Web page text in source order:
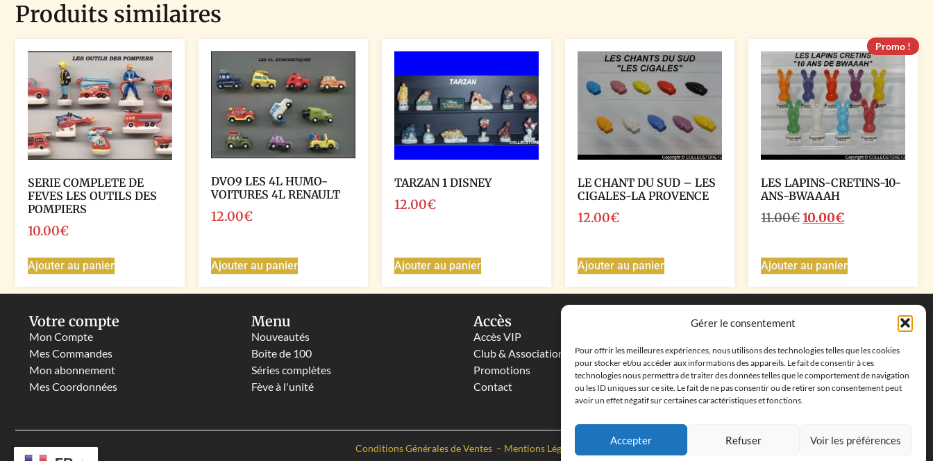
Gérer le consentement
Pour offrir les meilleures expériences, nous utilisons des technologies telles que les cookies
pour stocker et/ou accéder aux informations des appareils. Le fait de consentir à ces
technologies nous permettra de traiter des données telles que le comportement de navigation
ou les ID uniques sur ce site. Le fait de ne pas consentir ou de retirer son consentement peut
avoir un effet négatif sur certaines caractéristiques et fonctions.
Accepter Refuser Voir les préférences
Produits similaires
SERIE COMPLETE DE
FEVES LES OUTILS DES
POMPIERS
10.00€
Ajouter au panier
DVO9 LES 4L HUMO-
VOITURES 4L RENAULT
12.00€
Ajouter au panier
TARZAN 1 DISNEY
12.00€
Ajouter au panier
LE CHANT DU SUD – LES
CIGALES-LA PROVENCE
12.00€
Ajouter au panier
Promo !
LES LAPINS-CRETINS-10-
ANS-BWAAAH
11.00€10.00€
Ajouter au panier
Votre compte
Mon Compte
Mes Commandes
Mon abonnement
Mes Coordonnées
Menu
Nouveautés
Boite de 100
Séries complètes
Fève à l'unité
Accès
Accès VIP
Club & Associations
Promotions
Contact
Coordonnées
cléments, 13500 Martigues, France
Téléphone : ‭+33652313256‬
Email :feves.collecstore@gmail.com
Conditions Générales de Ventes – Mentions Légales